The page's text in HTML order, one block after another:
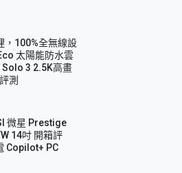
測
，100%全無線設
太陽能防水雲
3 2.5K高畫
測
微星 Prestige
14吋 開箱評
Copilot+ PC